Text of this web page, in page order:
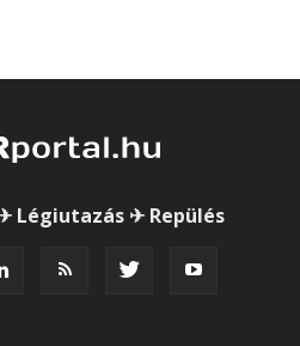
Légiutazás ✈ Repülés